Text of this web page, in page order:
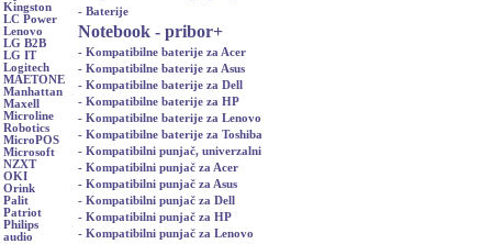
Kingston
LC Power
Lenovo
LG B2B
LG IT
Logitech
MAETONE
Manhattan
Maxell
Microline
Robotics
MicroPOS
Microsoft
NZXT
OKI
Orink
Palit
Patriot
Philips
audio
- Baterije
Notebook - pribor+
- Kompatibilne baterije za Acer
- Kompatibilne baterije za Asus
- Kompatibilne baterije za Dell
- Kompatibilne baterije za HP
- Kompatibilne baterije za Lenovo
- Kompatibilne baterije za Toshiba
- Kompatibilni punjač, univerzalni
- Kompatibilni punjač za Acer
- Kompatibilni punjač za Asus
- Kompatibilni punjač za Dell
- Kompatibilni punjač za HP
- Kompatibilni punjač za Lenovo